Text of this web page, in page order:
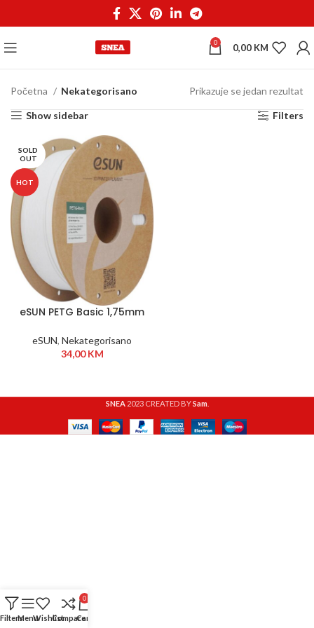
0 0,00 KM
Početna Nekategorisano Prikazuje se jedan rezultat
Show sidebar Filters
SOLD
OUT
HOT
eSUN PETG Basic 1,75mm
eSUN, Nekategorisano
34,00KM
SNEA 2023 CREATED BYSam.
FiltersMenuWishlistCompare
0
Cart